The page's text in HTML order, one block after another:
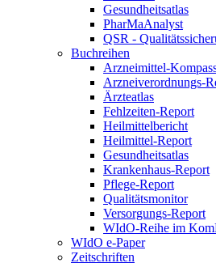
Gesundheitsatlas
PharMaAnalyst
QSR -
Buchreihen
Arzneimittel-
Arzneiverordnungs-
Ärzteatlas
Fehlzeiten-Report
Heilmittelbericht
Heilmittel-Report
Gesundheitsatlas
Krankenhaus-Report
Pflege-Report
Qualitätsmonitor
Versorgungs-Report
WIdO-Reihe im
WIdO e-Paper
Zeitschriften